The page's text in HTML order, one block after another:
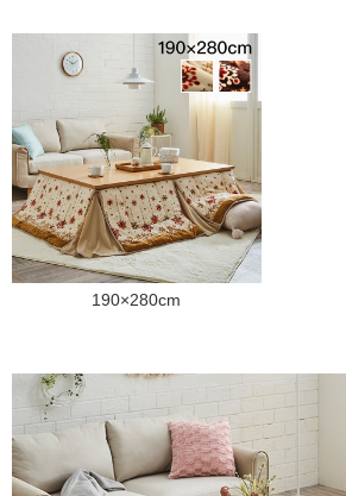
190×280cm